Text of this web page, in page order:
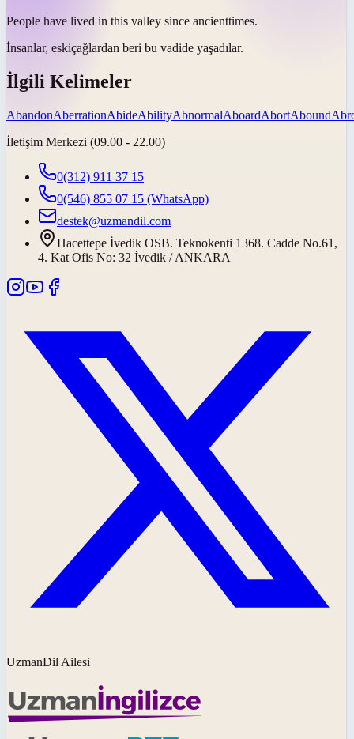
People have lived in this valley since ancienttimes.
İnsanlar, eskiçağlardan beri bu vadide yaşadılar.
İlgili Kelimeler
AbandonAberrationAbideAbilityAbnormalAboardAbortAbound
İletişim Merkezi (09.00 - 22.00)
0(312) 911 37 15
0(546) 855 07 15 (WhatsApp)
destek@uzmandil.com
Hacettepe İvedik OSB. Teknokenti 1368. Cadde No.61,
4. Kat Ofis No: 32 İvedik / ANKARA
UzmanDil Ailesi